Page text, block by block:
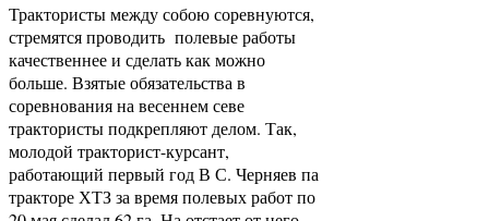
Трактористы между собою соревнуются,
стремятся проводить полевые работы
качественнее и сделать как можно
больше. Взятые обязательства в
соревнования на весеннем севе
трактористы подкрепляют делом. Так,
молодой тракторист-курсант,
работающий первый год В С. Черняев па
тракторе ХТЗ за время полевых работ по